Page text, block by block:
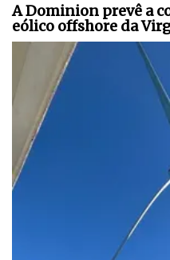
A Dominion prevê a
eólico offshore da